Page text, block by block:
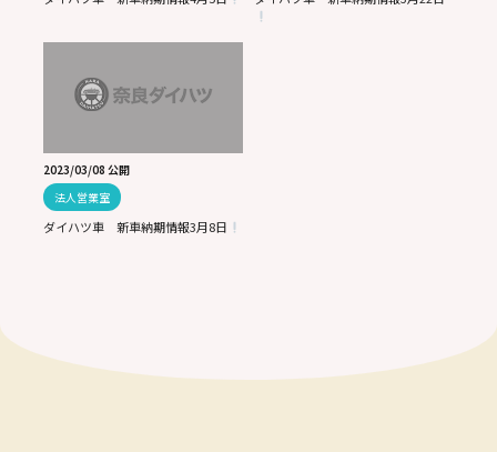
2023/03/08 公開
法人営業室
ダイハツ車 新車納期情報3月8日